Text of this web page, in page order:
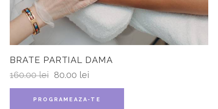
BRATE PARTIAL DAMA
160.00lei 80.00 lei
PROGRAMEAZA-TE